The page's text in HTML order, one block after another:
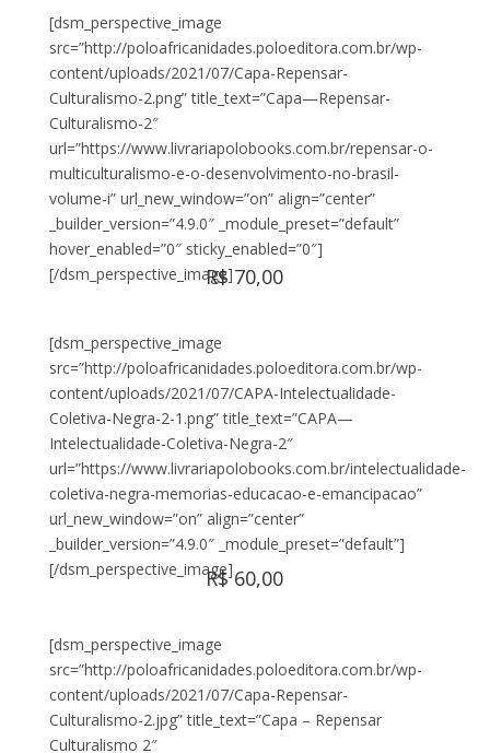
[dsm_perspective_image
src=”http://poloafricanidades.poloeditora.com.br/wp-
content/uploads/2021/07/Capa-Repensar-
Culturalismo-2.png” title_text=”Capa—Repensar-
Culturalismo-2″
url=”https://www.livrariapolobooks.com.br/repensar-o-
multiculturalismo-e-o-desenvolvimento-no-brasil-
volume-i” url_new_window=”on” align=”center”
_builder_version=”4.9.0″ _module_preset=”default”
hover_enabled=”0″ sticky_enabled=”0″]
[/dsm_perspective_image]R$ 70,00
[dsm_perspective_image
src=”http://poloafricanidades.poloeditora.com.br/wp-
content/uploads/2021/07/CAPA-Intelectualidade-
Coletiva-Negra-2-1.png” title_text=”CAPA—
Intelectualidade-Coletiva-Negra-2″
url=”https://www.livrariapolobooks.com.br/intelectualidade-
coletiva-negra-memorias-educacao-e-emancipacao”
url_new_window=”on” align=”center”
_builder_version=”4.9.0″ _module_preset=”default”]
[/dsm_perspective_image]R$ 60,00
[dsm_perspective_image
src=”http://poloafricanidades.poloeditora.com.br/wp-
content/uploads/2021/07/Capa-Repensar-
Culturalismo-2.jpg” title_text=”Capa – Repensar
Culturalismo 2″